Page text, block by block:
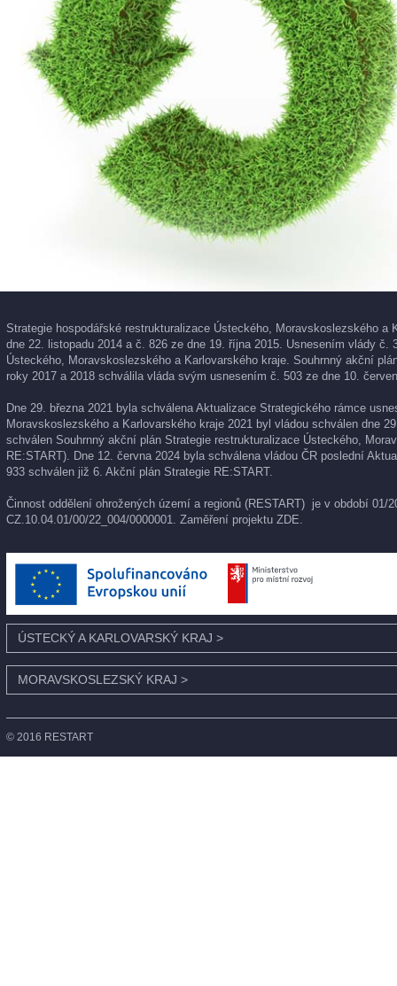
Strategie hospodářské restrukturalizace Ústeckého, Moravskoslezského
dne 22. listopadu 2014 a č. 826 ze dne 19. října 2015. Usnesením vlády
Ústeckého, Moravskoslezského a Karlovarského kraje. Souhrnný akční
roky 2017 a 2018 schválila vláda svým usnesením č. 503 ze dne 10.
Dne 29. března 2021 byla schválena Aktualizace Strategického rámce
Moravskoslezského a Karlovarského kraje 2021 byl vládou schválen dne
schválen Souhrnný akční plán Strategie restrukturalizace Ústeckého,
RE:START). Dne 12. června 2024 byla schválena vládou ČR poslední
933 schválen již 6. Akční plán Strategie RE:START.
Činnost oddělení ohrožených území a regionů (RESTART) je v období
CZ.10.04.01/00/22_004/0000001. Zaměření projektu ZDE
ÚSTECKÝ A KARLOVARSKÝ KRAJ >
MORAVSKOSLEZSKÝ KRAJ >
© 2016 RESTART